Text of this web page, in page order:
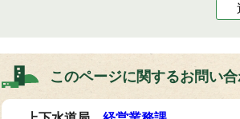
このページに関するお問い